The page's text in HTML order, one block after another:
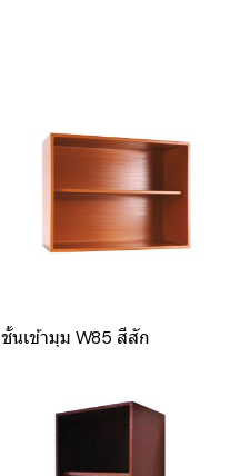
ชั้นเข้ามุม W85 สีสัก